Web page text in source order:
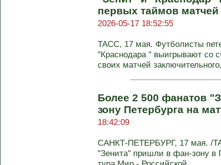
первых таймов
2026-05-17 18:52:55
ТАСС, 17 мая. Футболисты
"Краснодара " выигрывают со
своих матчей
Более 2 500 фанатов
зону Петербурга на
18:42:09
САНКТ-ПЕТЕРБУРГ, 17 мая. /
"Зенита" пришли в фан-зону в